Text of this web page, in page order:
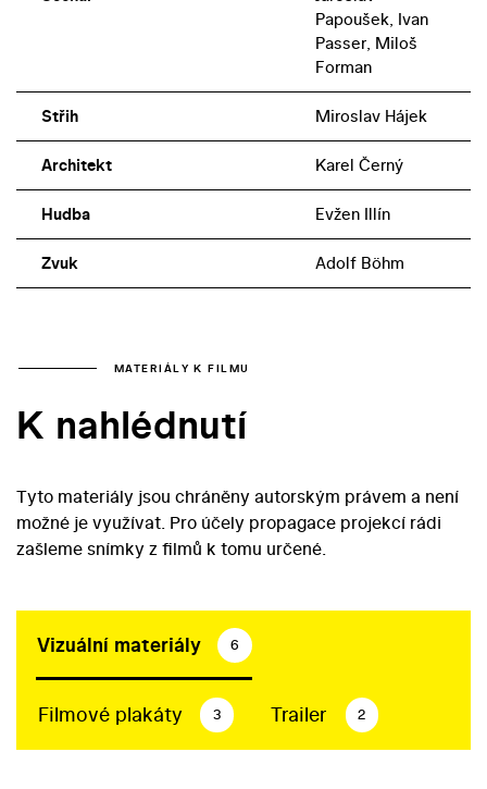
Papoušek, Ivan
Passer, Miloš
Forman
Střih Miroslav Hájek
Architekt Karel Černý
Hudba Evžen Illín
Zvuk Adolf Böhm
MATERIÁLY K FILMU
K nahlédnutí
Tyto materiály jsou chráněny autorským právem a není
možné je využívat. Pro účely propagace projekcí rádi
zašleme snímky z filmů k tomu určené.
Vizuální materiály 6
Filmové plakáty 3 Trailer 2